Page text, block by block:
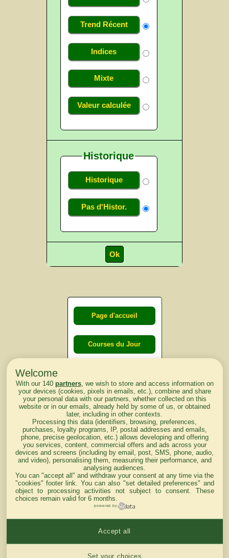
Trend Récent
Indices
Mixte
Valeur calculée
Historique
Historique
Pas d'Histor.
Page d'accueil
Courses du Jour
lendemain
Courses
d'aujourd'hui
Haut de Page
Mentions légales du site
Welcome
With our 140 partners, we wish to store and access information on
your devices (cookies, pixels in emails, etc.), combine and share
your personal data with our partners, whether collected on this
website or in our emails, already held by some of us, or obtained
later, including in other contexts.
Processing this data (identifiers, browsing, preferences,
purchases, loyalty programs, IP, postal addresses and emails,
phone, precise geolocation, etc.) allows developing and offering
you services, content, commercial offers and ads across your
devices and screens (including by email, post, SMS, phone, audio,
and video), personalising them, measuring their performance, and
analysing audiences.
You can "accept all" and withdraw your consent at any time via the
"cookies" footer link . You can also "set detailed preferences" and
object to processing activities not subject to consent. These
choices remain valid for 6 months.
powered by
Set your choices
Accept all